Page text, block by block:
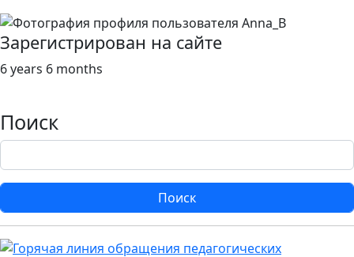
Зарегистрирован на сайте
6 years 6 months
Поиск
Поиск